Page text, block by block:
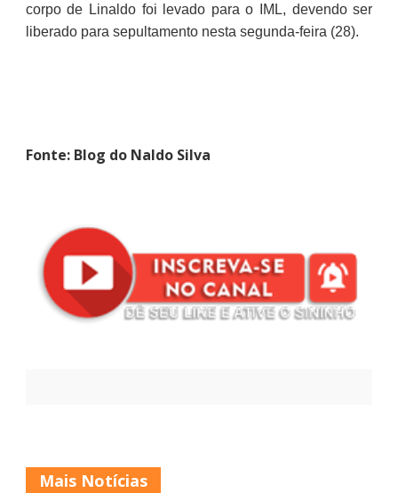
corpo de Linaldo foi levado para o IML, devendo ser
liberado para sepultamento nesta segunda-feira (28).
Fonte: Blog do Naldo Silva
Mais Notícias